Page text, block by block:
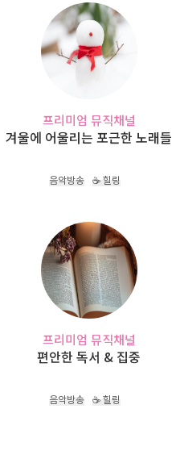
프리미엄 뮤직채널
겨울에 어울리는 포근한 노래들
음악방송 ☕ 힐링
프리미엄 뮤직채널
편안한 독서 & 집중
음악방송 ☕ 힐링